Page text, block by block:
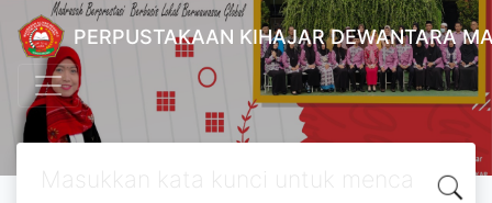
PERPUSTAKAAN KIHAJAR DEWANTARA